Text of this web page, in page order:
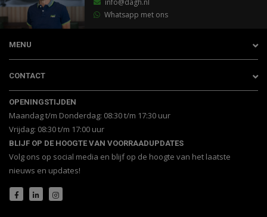
info@dagh.nl
Whatsapp met ons
MENU
CONTACT
OPENINGSTIJDEN
Maandag t/m Donderdag: 08:30 t/m 17:30 uur
Vrijdag: 08:30 t/m 17:00 uur
BLIJF OP DE HOOGTE VAN VOORRAADUPDATES
Volg ons op social media en blijf op de hoogte van het laatste
nieuws en updates!